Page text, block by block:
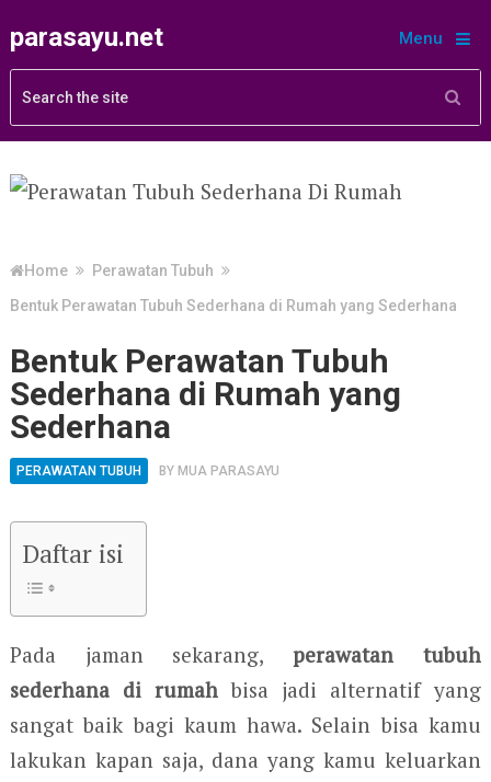
parasayu.net Menu
Home
Perawatan Tubuh
Bentuk Perawatan Tubuh Sederhana di Rumah yang Sederhana
Bentuk Perawatan Tubuh
Sederhana di Rumah yang
Sederhana
PERAWATAN TUBUH BY MUA PARASAYU
Daftar isi
Pada jaman sekarang,perawatan tubuh
sederhana di rumahbisa jadi alternatif yang
sangat baik bagi kaum hawa. Selain bisa kamu
lakukan kapan saja, dana yang kamu keluarkan